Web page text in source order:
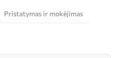
Pristatymas ir mokėjimas